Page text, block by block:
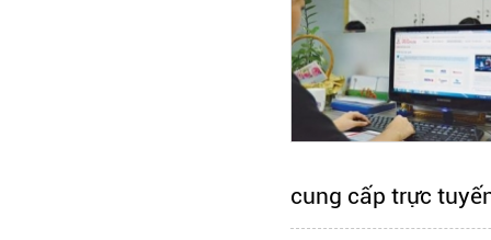
cung cấp trực